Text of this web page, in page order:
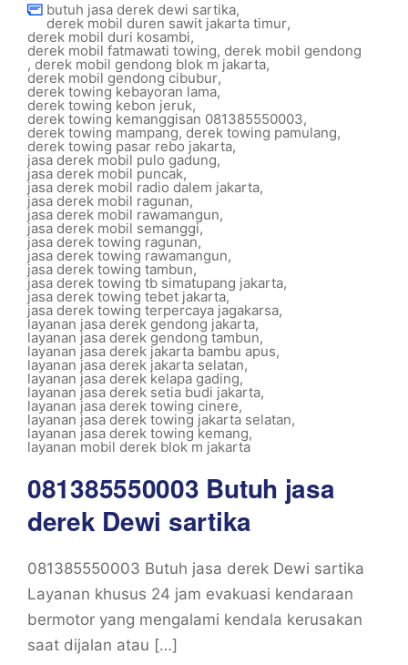
butuh jasa derek dewi sartika,
derek mobil duren sawit jakarta timur,
derek mobil duri kosambi,
derek mobil fatmawati towing, derek mobil gendong
, derek mobil gendong blok m jakarta,
derek mobil gendong cibubur,
derek towing kebayoran lama,
derek towing kebon jeruk,
derek towing kemanggisan 081385550003,
derek towing mampang, derek towing pamulang,
derek towing pasar rebo jakarta,
jasa derek mobil pulo gadung,
jasa derek mobil puncak,
jasa derek mobil radio dalem jakarta,
jasa derek mobil ragunan,
jasa derek mobil rawamangun,
jasa derek mobil semanggi,
jasa derek towing ragunan,
jasa derek towing rawamangun,
jasa derek towing tambun,
jasa derek towing tb simatupang jakarta,
jasa derek towing tebet jakarta,
jasa derek towing terpercaya jagakarsa,
layanan jasa derek gendong jakarta,
layanan jasa derek gendong tambun,
layanan jasa derek jakarta bambu apus,
layanan jasa derek jakarta selatan,
layanan jasa derek kelapa gading,
layanan jasa derek setia budi jakarta,
layanan jasa derek towing cinere,
layanan jasa derek towing jakarta selatan,
layanan jasa derek towing kemang,
layanan mobil derek blok m jakarta
081385550003 Butuh jasa
derek Dewi sartika
081385550003 Butuh jasa derek Dewi sartika
Layanan khusus 24 jam evakuasi kendaraan
bermotor yang mengalami kendala kerusakan
saat dijalan atau […]